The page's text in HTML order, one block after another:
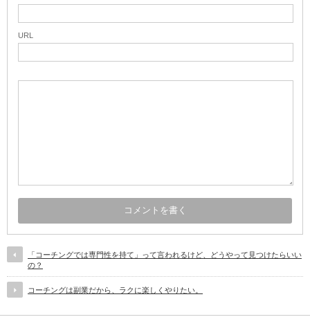
URL
「コーチングでは専門性を持て」って言われるけど、どうやって見つけたらいい
の？
コーチングは副業だから、ラクに楽しくやりたい。